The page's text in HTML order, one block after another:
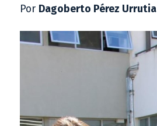
Por Dagoberto Pérez Urrutia